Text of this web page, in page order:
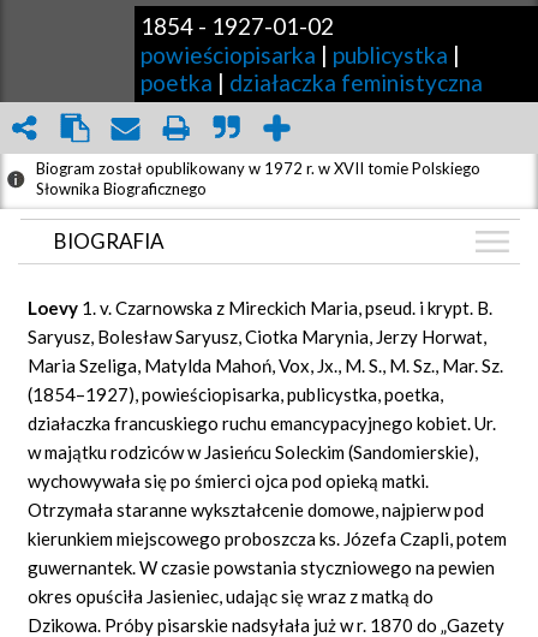
1854 - 1927-01-02
powieściopisarka | publicystka |
poetka | działaczka feministyczna
Biogram został opublikowany w 1972 r. w XVII tomie Polskiego
Słownika Biograficznego
BIOGRAFIA
ZDJĘCIA (1)
GRAF POWIĄZAŃ
DYSKUSJA
Mapa
Loevy 1.v.Czarnowska z Mireckich Maria, pseud. i krypt. B.
Saryusz, Bolesław Saryusz, Ciotka Marynia, Jerzy Horwat,
Maria Szeliga, Matylda Mahoń,Vox, Jx., M. S., M. Sz., Mar. Sz.
(1854–1927), powieściopisarka, publicystka, poetka,
działaczka francuskiego ruchu emancypacyjnego kobiet. Ur.
w majątku rodziców w Jasieńcu Soleckim (Sandomierskie),
wychowywała się po śmierci ojca pod opieką matki.
Otrzymała staranne wykształcenie domowe, najpierw pod
kierunkiem miejscowego proboszcza ks. Józefa Czapli, potem
guwernantek. W czasie powstania styczniowego na pewien
okres opuściła Jasieniec, udając się wraz z matką do
Dzikowa. Próby pisarskie nadsyłała już w r. 1870 do „Gazety